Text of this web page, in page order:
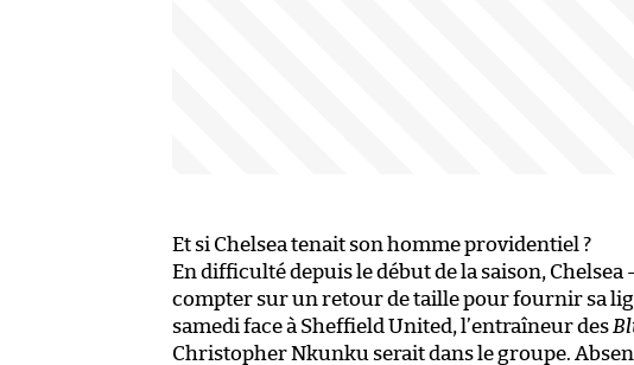
Et si Chelsea tenait son homme providentiel ?
En difficulté depuis le début de la saison, Chelsea
compter sur un retour de taille pour fournir sa
samedi face à Sheffield United, l’entraîneur des
Christopher Nkunku serait dans le groupe.